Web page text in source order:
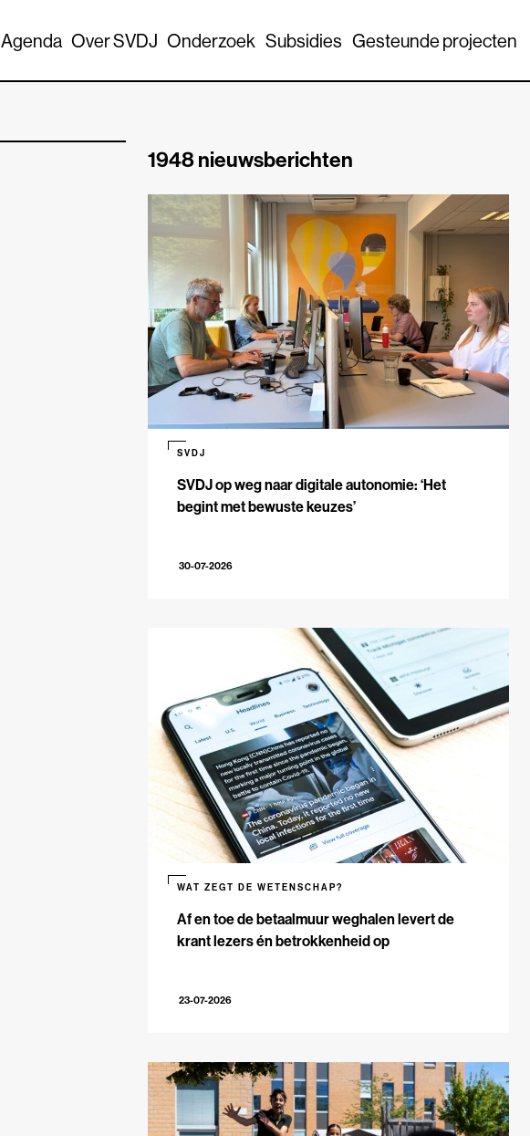
Agenda Over SVDJ Onderzoek Subsidies Gesteunde projecten
1948 nieuwsberichten
SVDJ op weg naar digitale autonomie: ‘Het
begint met bewuste keuzes’
SVDJ
30-07-2026
Af en toe de betaalmuur weghalen levert de
krant lezers én betrokkenheid op
WAT ZEGT DE WETENSCHAP?
23-07-2026